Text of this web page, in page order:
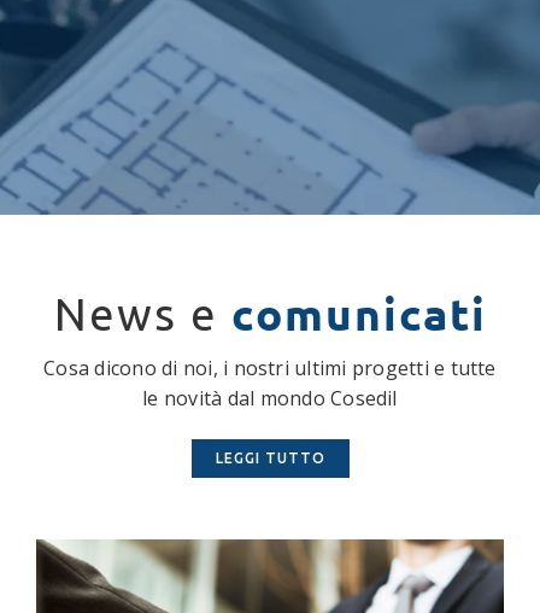
News e comunicati
Cosa dicono di noi, i nostri ultimi progetti e tutte
le novità dal mondo Cosedil
LEGGI TUTTO